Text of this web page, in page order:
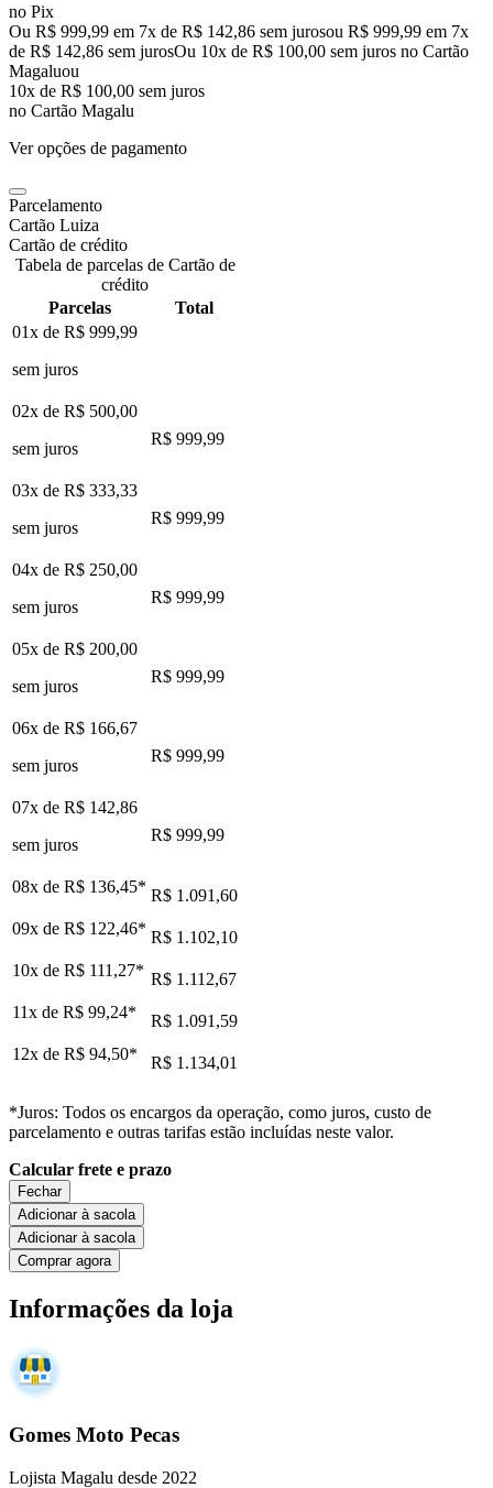
no Pix
Ou R$ 999,99 em 7x de R$ 142,86 sem jurosou R$ 999,99 em 7x
de R$ 142,86 sem jurosOu 10x de R$ 100,00 sem juros no Cartão
Magaluou
10x de R$ 100,00 sem juros
no Cartão Magalu
Ver opções de pagamento
Parcelamento
Cartão Luiza
Cartão de crédito
Tabela de parcelas de Cartão de
crédito
Parcelas
Total
01x de R$ 999,99
sem juros
02x de R$ 500,00
sem juros
R$ 999,99
03x de R$ 333,33
sem juros
R$ 999,99
04x de R$ 250,00
sem juros
R$ 999,99
05x de R$ 200,00
sem juros
R$ 999,99
06x de R$ 166,67
sem juros
R$ 999,99
07x de R$ 142,86
sem juros
R$ 999,99
08x de R$ 136,45* R$ 1.091,60
09x de R$ 122,46* R$ 1.102,10
10x de R$ 111,27* R$ 1.112,67
11x de R$ 99,24*
R$ 1.091,59
12x de R$ 94,50* R$ 1.134,01
*Juros: Todos os encargos da operação, como juros, custo de
parcelamento e outras tarifas estão incluídas neste valor.
Calcular frete e prazo
Fechar
Adicionar à sacola
Adicionar à sacola
Comprar agora
Informações da loja
Gomes Moto Pecas
Lojista Magalu desde 2022